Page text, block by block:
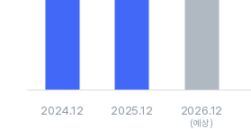
2024.12 2025.12 2026.12
(예상)